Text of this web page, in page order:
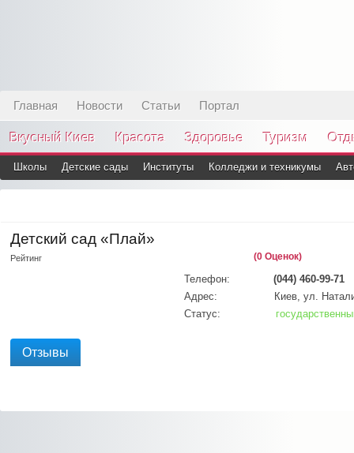
Главная Новости Статьи Портал
Вкусный Киев Красота Здоровье Туризм
Школы Детские сады Институты Колледжи и техникумы
Детский сад «Плай»
Рейтинг (0 Оценок)
Телефон:
(044) 460-99-71
Адрес:
Киев, ул.
Статус:
Отзывы